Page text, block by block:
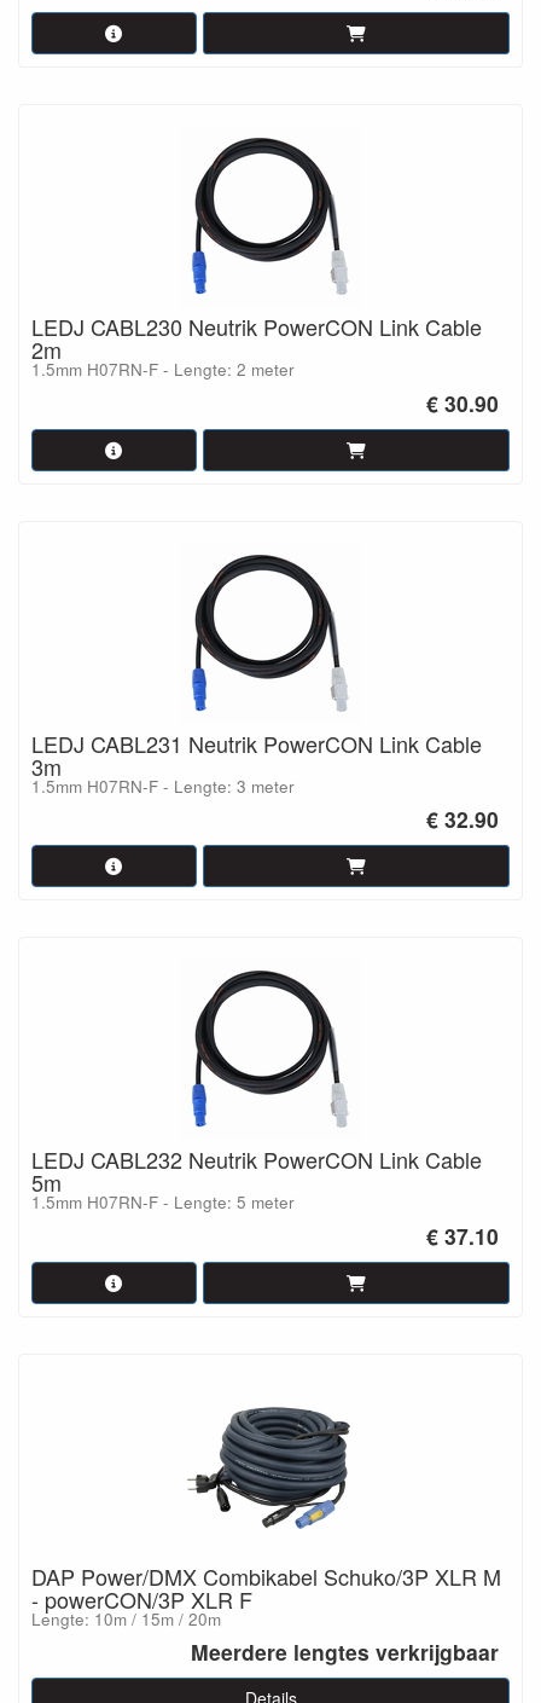
LEDJ CABL230 Neutrik PowerCON Link Cable
2m
1.5mm H07RN-F - Lengte: 2 meter
€ 30.90
LEDJ CABL231 Neutrik PowerCON Link Cable
3m
1.5mm H07RN-F - Lengte: 3 meter
€ 32.90
LEDJ CABL232 Neutrik PowerCON Link Cable
5m
1.5mm H07RN-F - Lengte: 5 meter
€ 37.10
DAP Power/DMX Combikabel Schuko/3P XLR M
- powerCON/3P XLR F
Lengte: 10m / 15m / 20m
Meerdere lengtes verkrijgbaar
Details